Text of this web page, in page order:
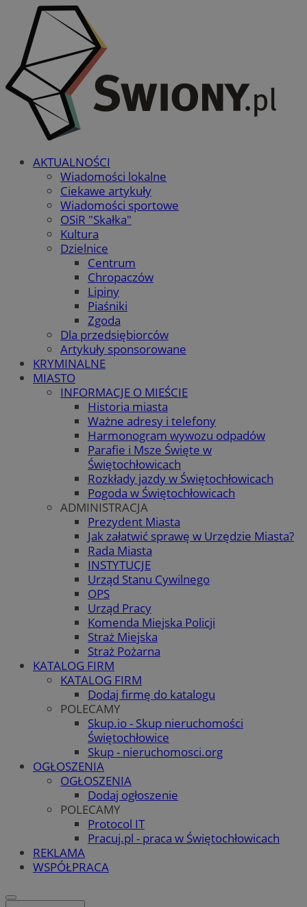
AKTUALNOŚCI
Wiadomości lokalne
Ciekawe artykuły
Wiadomości sportowe
OSiR "Skałka"
Kultura
Dzielnice
Centrum
Chropaczów
Lipiny
Piaśniki
Zgoda
Dla przedsiębiorców
Artykuły sponsorowane
KRYMINALNE
MIASTO
INFORMACJE O MIEŚCIE
Historia miasta
Ważne adresy i telefony
Harmonogram wywozu odpadów
Parafie i Msze Święte w
Świętochłowicach
Rozkłady jazdy w Świętochłowicach
Pogoda w Świętochłowicach
ADMINISTRACJA
Prezydent Miasta
Jak załatwić sprawę w Urzędzie Miasta?
Rada Miasta
INSTYTUCJE
Urząd Stanu Cywilnego
OPS
Urząd Pracy
Komenda Miejska Policji
Straż Miejska
Straż Pożarna
KATALOG FIRM
KATALOG FIRM
Dodaj firmę do katalogu
POLECAMY
Skup.io - Skup nieruchomości
Świętochłowice
Skup - nieruchomosci.org
OGŁOSZENIA
OGŁOSZENIA
Dodaj ogłoszenie
POLECAMY
Protocol IT
Pracuj.pl - praca w Świętochłowicach
REKLAMA
WSPÓŁPRACA